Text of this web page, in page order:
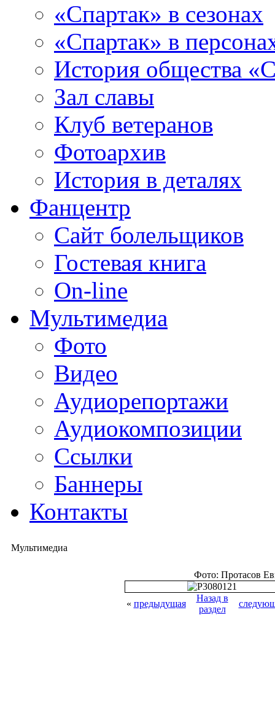
«Спартак» в сезонах
«Спартак» в
История общества
Зал славы
Клуб ветеранов
Фотоархив
История в деталях
Фанцентр
Сайт болельщиков
Гостевая книга
On-line
Мультимедиа
Фото
Видео
Аудиорепортажи
Аудиокомпозиции
Ссылки
Баннеры
Контакты
Мультимедиа
Фото: Протасов
« предыдущая
Назад в
раздел